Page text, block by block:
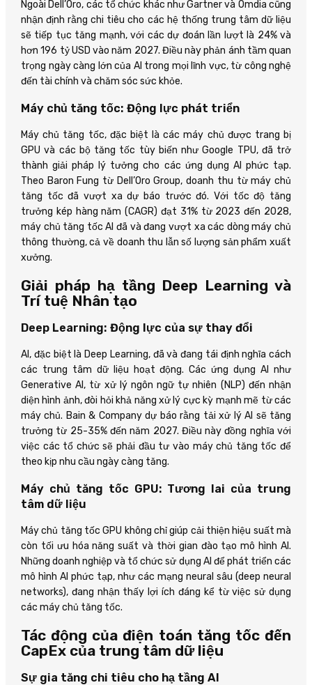
Ngoài Dell’Oro, các tổ chức khác như Gartner và Omdia cũng
nhận định rằng chi tiêu cho các hệ thống trung tâm dữ liệu
sẽ tiếp tục tăng mạnh, với các dự đoán lần lượt là 24% và
hơn 196 tỷ USD vào năm 2027. Điều này phản ánh tầm quan
trọng ngày càng lớn của AI trong mọi lĩnh vực, từ công nghệ
đến tài chính và chăm sóc sức khỏe.
Máy chủ tăng tốc: Động lực phát triển
Máy chủ tăng tốc, đặc biệt là các máy chủ được trang bị
GPU và các bộ tăng tốc tùy biến như Google TPU, đã trở
thành giải pháp lý tưởng cho các ứng dụng AI phức tạp.
Theo Baron Fung từ Dell’Oro Group, doanh thu từ máy chủ
tăng tốc đã vượt xa dự báo trước đó. Với tốc độ tăng
trưởng kép hàng năm (CAGR) đạt 31% từ 2023 đến 2028,
máy chủ tăng tốc AI đã và đang vượt xa các dòng máy chủ
thông thường, cả về doanh thu lẫn số lượng sản phẩm xuất
xưởng.
Giải pháp hạ tầng Deep Learning và
Trí tuệ Nhân tạo
Deep Learning: Động lực của sự thay đổi
AI, đặc biệt là Deep Learning, đã và đang tái định nghĩa cách
các trung tâm dữ liệu hoạt động. Các ứng dụng AI như
Generative AI, từ xử lý ngôn ngữ tự nhiên (NLP) đến nhận
diện hình ảnh, đòi hỏi khả năng xử lý cực kỳ mạnh mẽ từ các
máy chủ. Bain & Company dự báo rằng tải xử lý AI sẽ tăng
trưởng từ 25-35% đến năm 2027. Điều này đồng nghĩa với
việc các tổ chức sẽ phải đầu tư vào máy chủ tăng tốc để
theo kịp nhu cầu ngày càng tăng.
Máy chủ tăng tốc GPU: Tương lai của trung
tâm dữ liệu
Máy chủ tăng tốc GPU không chỉ giúp cải thiện hiệu suất mà
còn tối ưu hóa năng suất và thời gian đào tạo mô hình AI.
Những doanh nghiệp và tổ chức sử dụng AI để phát triển các
mô hình AI phức tạp, như các mạng neural sâu (deep neural
networks), đang nhận thấy lợi ích đáng kể từ việc sử dụng
các máy chủ tăng tốc.
Tác động của điện toán tăng tốc đến
CapEx của trung tâm dữ liệu
Sự gia tăng chi tiêu cho hạ tầng AI